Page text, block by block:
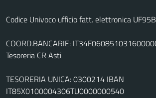
Codice Univoco ufficio fatt. elettronica
COORD.BANCARIE:
Tesoreria CR Asti
TESORERIA UNICA: 0300214 IBAN
IT85X0100004306TU0000000540